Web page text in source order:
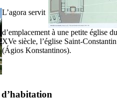
L’agora servit
d’emplacement à une petite église du
XVe siècle, l’église Saint-Constantin
(Ágios Konstantinos).